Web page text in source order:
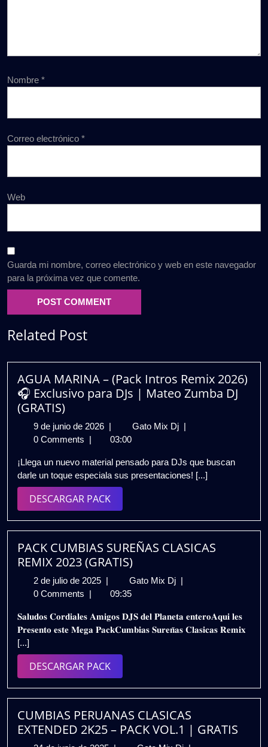
Nombre *
Correo electrónico *
Web
Guarda mi nombre, correo electrónico y web en este navegador
para la próxima vez que comente.
Related Post
AGUA MARINA – (Pack Intros Remix 2026)
🎧 Exclusivo para DJs | Mateo Zumba DJ
(GRATIS)
9 de junio de 2026 9
de
de
2026
Gato Mix Dj AGUA
(Pack
Intros
🎧
Exclusivo
para
Mateo
(GRATIS)
0 Comments
03:00
¡Llega un nuevo material pensado para DJs que buscan
darle un toque especiala sus presentaciones! [...]
DESCARGAR PACKDESCARGAR
PACK
PACK CUMBIAS SUREÑAS CLASICAS
REMIX 2023 (GRATIS)
2 de julio de 2025 2
de
de
2025
Gato Mix Dj PACK
CLASICAS
REMIX
0 Comments
09:35
𝐒𝐚𝐥𝐮𝐝𝐨𝐬 𝐂𝐨𝐫𝐝𝐢𝐚𝐥𝐞𝐬 𝐀𝐦𝐢𝐠𝐨𝐬 𝐃𝐉𝐒 𝐝𝐞𝐥 𝐏𝐥𝐚𝐧𝐞𝐭𝐚 𝐞𝐧𝐭𝐞𝐫𝐨𝐀𝐪𝐮𝐢 𝐥𝐞𝐬
𝐏𝐫𝐞𝐬𝐞𝐧𝐭𝐨 𝐞𝐬𝐭𝐞 𝐌𝐞𝐠𝐚 𝐏𝐚𝐜𝐤𝐂𝐮𝐦𝐛𝐢𝐚𝐬 𝐒𝐮𝐫𝐞𝐧̃𝐚𝐬 𝐂𝐥𝐚𝐬𝐢𝐜𝐚𝐬 𝐑𝐞𝐦𝐢𝐱
[...]
DESCARGAR PACKDESCARGAR
PACK
CUMBIAS PERUANAS CLASICAS
EXTENDED 2K25 – PACK VOL.1 | GRATIS